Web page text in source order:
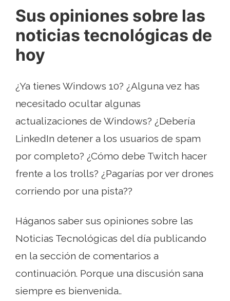
Sus opiniones sobre las
noticias tecnológicas de
hoy
¿Ya tienes Windows 10? ¿Alguna vez has
necesitado ocultar algunas
actualizaciones de Windows? ¿Debería
LinkedIn detener a los usuarios de spam
por completo? ¿Cómo debe Twitch hacer
frente a los trolls? ¿Pagarías por ver drones
corriendo por una pista??
Háganos saber sus opiniones sobre las
Noticias Tecnológicas del día publicando
en la sección de comentarios a
continuación. Porque una discusión sana
siempre es bienvenida..